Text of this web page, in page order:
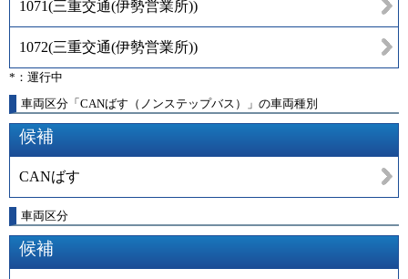
1071(三重交通(伊勢営業所))
1072(三重交通(伊勢営業所))
*：運行中
車両区分「CANばす（ノンステップバス）」の車両種別
候補
CANばす
車両区分
候補